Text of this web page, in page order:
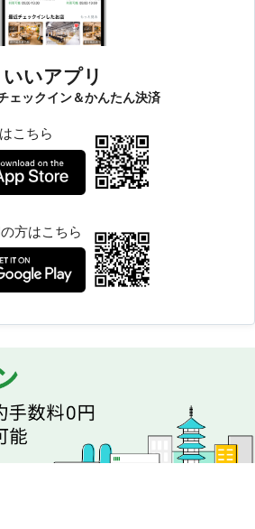
いいアプリ
ェックイン＆かんたん決済
こちら
方はこちら